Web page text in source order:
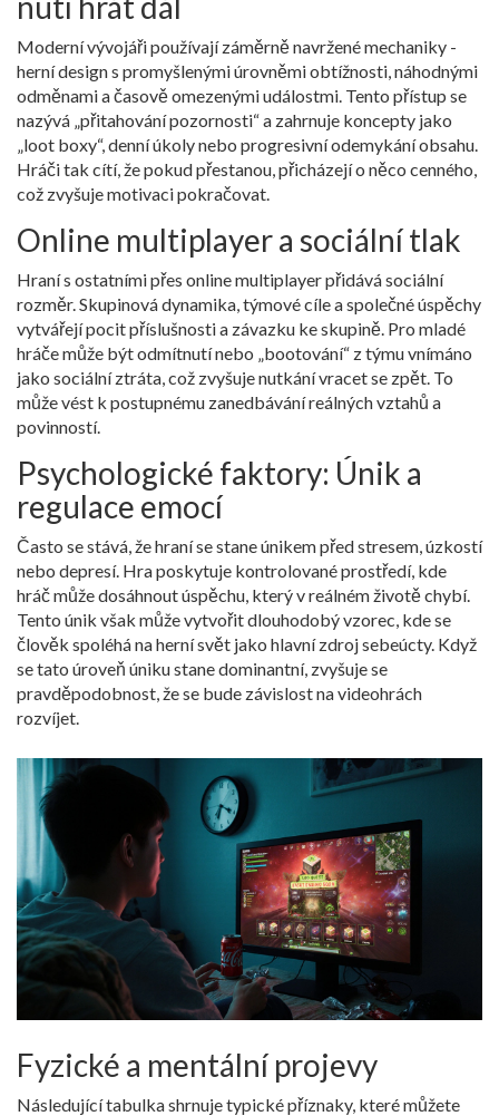
Moderní vývojáři používají záměrně navržené mechaniky -
herní designs promyšlenými úrovněmi obtížnosti, náhodnými
odměnami a časově omezenými událostmi. Tento přístup se
nazývá „přitahování pozornosti“ a zahrnuje koncepty jako
„loot boxy“, denní úkoly nebo progresivní odemykání obsahu.
Hráči tak cítí, že pokud přestanou, přicházejí o něco cenného,
což zvyšuje motivaci pokračovat.
Online multiplayer a sociální tlak
Hraní s ostatními přes online multiplayerpřidává sociální
rozměr. Skupinová dynamika, týmové cíle a společné úspěchy
vytvářejí pocit příslušnosti a závazku ke skupině. Pro mladé
hráče může být odmítnutí nebo „bootování“ z týmu vnímáno
jako sociální ztráta, což zvyšuje nutkání vracet se zpět. To
může vést k postupnému zanedbávání reálných vztahů a
povinností.
Psychologické faktory: Únik a
regulace emocí
Často se stává, že hraní se stane únikem před stresem, úzkostí
nebo depresí. Hra poskytuje kontrolované prostředí, kde
hráč může dosáhnout úspěchu, který v reálném životě chybí.
Tento únik však může vytvořit dlouhodobý vzorec, kde se
člověk spoléhá na herní svět jako hlavní zdroj sebeúcty. Když
se tato úroveň úniku stane dominantní, zvyšuje se
pravděpodobnost, že se bude závislost na videohrách
rozvíjet.
Fyzické a mentální projevy
Následující tabulka shrnuje typické příznaky, které můžete